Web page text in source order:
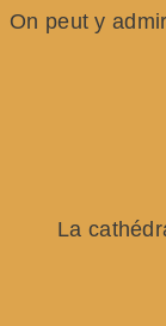
On peut y
La